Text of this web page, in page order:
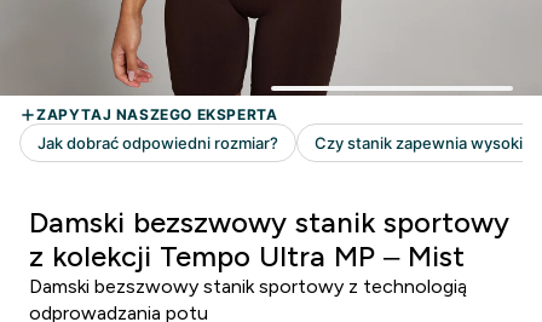
Damski bezszwowy stanik sportowy
z kolekcji Tempo Ultra MP – Mist
Damski bezszwowy stanik sportowy z technologią
odprowadzania potu